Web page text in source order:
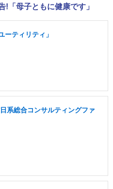
!「母子ともに健康です」
ーティリティ」
系総合コンサルティングファ